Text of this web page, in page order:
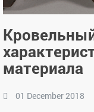
материала
01 December 2018